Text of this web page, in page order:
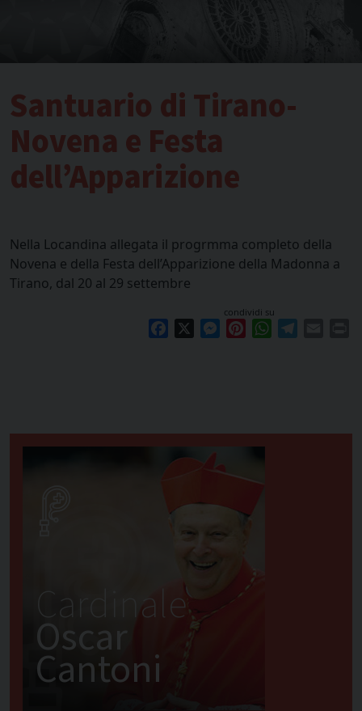
Santuario di Tirano-
Novena e Festa
dell’Apparizione
Nella Locandina allegata il progrmma completo della
Novena e della Festa dell’Apparizione della Madonna a
Tirano, dal 20 al 29 settembre
condividi su
Facebook Messenger
PinterestWhatsApp
Cardinale
Oscar
Cantoni